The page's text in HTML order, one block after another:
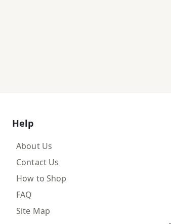
Help
About Us
Contact Us
How to Shop
FAQ
Site Map